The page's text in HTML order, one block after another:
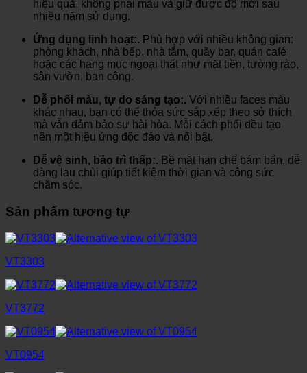
hiệu quả, không phai màu và giữ được độ mới sau
nhiều năm sử dụng.
Ứng dụng linh hoạt:. Phù hợp với nhiều không gian:
phòng khách, nhà bếp, nhà tắm, quầy bar, quán café
hoặc các hạng mục ngoại thất như mặt tiền, tường rào,
sân vườn, ban công.
Dễ phối màu, tự do sáng tạo:. Với nhiều faces màu
khác nhau, bạn có thể thỏa sức sắp xếp theo sở thích
mà vẫn đảm bảo sự hài hòa. Mỗi cách phối đều tạo
nên một hiệu ứng độc đáo và nổi bật.
Dễ vệ sinh, bảo trì thấp:. Bề mặt hạn chế bám bẩn, dễ
dàng lau chùi giúp tiết kiệm thời gian và công sức
chăm sóc.
Sản phẩm tương tự
VT3303
VT3772
VT0954